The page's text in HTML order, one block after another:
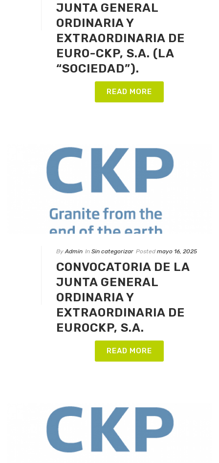
JUNTA GENERAL
ORDINARIA Y
EXTRAORDINARIA DE
EURO-CKP, S.A. (LA
“SOCIEDAD”).
READ MORE
By Admin In Sin categorizar Posted mayo 16, 2025
CONVOCATORIA DE LA
JUNTA GENERAL
ORDINARIA Y
EXTRAORDINARIA DE
EUROCKP, S.A.
READ MORE